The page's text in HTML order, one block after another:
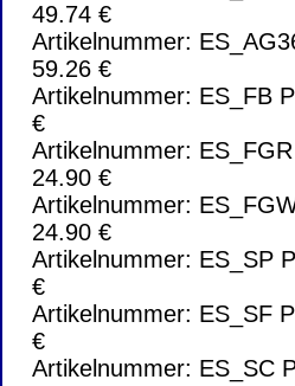
49.74 €
Artikelnummer:
59.26 €
Artikelnummer: ES_FB
€
Artikelnummer:
24.90 €
Artikelnummer:
24.90 €
Artikelnummer: ES_SP
€
Artikelnummer: ES_SF
€
Artikelnummer: ES_SC